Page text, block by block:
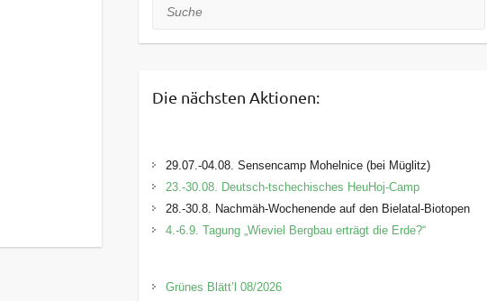
Suche
Die nächsten Aktionen:
29.07.-04.08. Sensencamp Mohelnice (bei Müglitz)
23.-30.08. Deutsch-tschechisches HeuHoj-Camp
28.-30.8. Nachmäh-Wochenende auf den Bielatal-Biotopen
4.-6.9. Tagung „Wieviel Bergbau erträgt die Erde?“
Grünes Blätt’l 08/2026